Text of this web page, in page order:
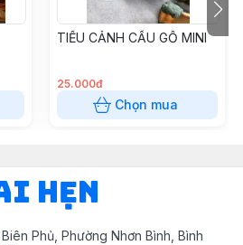
TIỂU CẢNH CẦU GỖ MINI
25.000đ
Chọn mua
Hẹn
Phủ, Phường Nhơn Bình, Bình